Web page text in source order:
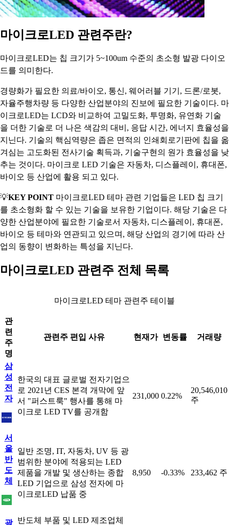
마이크로LED 관련주란?
마이크로LED는 칩 크기가 5~100um 수준의 초소형 발광 다이오
드를 의미한다.
경량화가 필요한 의료/바이오, 통신, 웨어러블 기기, 드론/로봇,
자율주행차량 등 다양한 산업분야의 진보에 필요한 기술이다. 마
이크로LED는 LCD와 비교하여 고밀도화, 투명화, 유연화 기술
을 더한 기술로 더 나은 색감의 대비, 응답 시간, 에너지 효율성을
지닌다. 기술의 핵심역량은 좁은 면적의 인쇄회로기판에 칩을 옮
겨심는 고도화된 전사기술 획득과, 기술구현의 원가 효율성을 낮
추는 것이다. 마이크로 LED 기술은 자동차, 디스플레이, 휴대폰,
바이오 등 산업에 활용 되고 있다.
💡KEY POINT 마이크로LED 테마 관련 기업들은 LED 칩 크기
를 초소형화 할 수 있는 기술을 보유한 기업이다. 해당 기술은 다
양한 산업분야에 필요한 기술로서 자동차, 디스플레이, 휴대폰,
바이오 등 테마와 연관되고 있으며, 해당 산업의 경기에 따라 산
업의 동향이 변화하는 특성을 지닌다.
마이크로LED 관련주 전체 목록
마이크로LED 테마 관련주 테이블
관
련
주
명
관련주 편입 사유 현재가 변동률 거래량
삼
성
전
자
한국의 대표 글로벌 전자기업으
로 2021년 CES 본격 개막에 앞
서 "퍼스트룩" 행사를 통해 마
이크로 LED TV를 공개함
231,000 0.22%
20,546,010
주
서
울
반
도
체
일반 조명, IT, 자동차, UV 등 광
범위한 분야에 적용되는 LED
제품을 개발 및 생산하는 종합
LED 기업으로 삼성 전자에 마
이크로LED 납품 중
8,950 -0.33% 233,462 주
광 반도체 부품 및 LED 제조업체